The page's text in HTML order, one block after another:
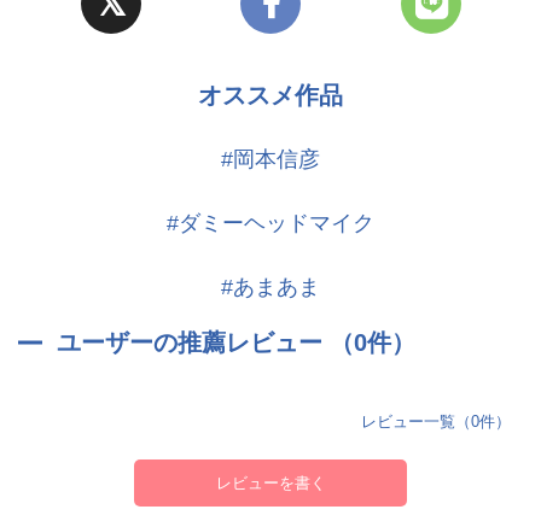
オススメ作品
#岡本信彦
#ダミーヘッドマイク
#あまあま
ユーザーの推薦レビュー （0件）
レビュー一覧（0件）
レビューを書く